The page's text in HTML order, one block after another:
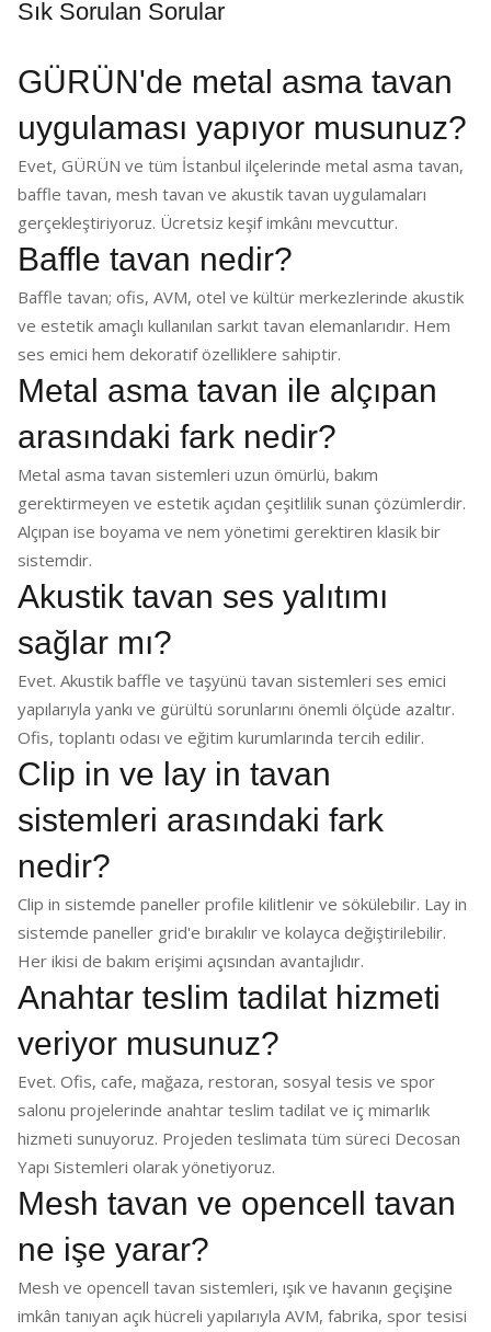
Sık Sorulan Sorular
GÜRÜN'de metal asma tavan
uygulaması yapıyor musunuz?
Evet, GÜRÜN ve tüm İstanbul ilçelerinde metal asma tavan,
baffle tavan, mesh tavan ve akustik tavan uygulamaları
gerçekleştiriyoruz. Ücretsiz keşif imkânı mevcuttur.
Baffle tavan nedir?
Baffle tavan; ofis, AVM, otel ve kültür merkezlerinde akustik
ve estetik amaçlı kullanılan sarkıt tavan elemanlarıdır. Hem
ses emici hem dekoratif özelliklere sahiptir.
Metal asma tavan ile alçıpan
arasındaki fark nedir?
Metal asma tavan sistemleri uzun ömürlü, bakım
gerektirmeyen ve estetik açıdan çeşitlilik sunan çözümlerdir.
Alçıpan ise boyama ve nem yönetimi gerektiren klasik bir
sistemdir.
Akustik tavan ses yalıtımı
sağlar mı?
Evet. Akustik baffle ve taşyünü tavan sistemleri ses emici
yapılarıyla yankı ve gürültü sorunlarını önemli ölçüde azaltır.
Ofis, toplantı odası ve eğitim kurumlarında tercih edilir.
Clip in ve lay in tavan
sistemleri arasındaki fark
nedir?
Clip in sistemde paneller profile kilitlenir ve sökülebilir. Lay in
sistemde paneller grid'e bırakılır ve kolayca değiştirilebilir.
Her ikisi de bakım erişimi açısından avantajlıdır.
Anahtar teslim tadilat hizmeti
veriyor musunuz?
Evet. Ofis, cafe, mağaza, restoran, sosyal tesis ve spor
salonu projelerinde anahtar teslim tadilat ve iç mimarlık
hizmeti sunuyoruz. Projeden teslimata tüm süreci Decosan
Yapı Sistemleri olarak yönetiyoruz.
Mesh tavan ve opencell tavan
ne işe yarar?
Mesh ve opencell tavan sistemleri, ışık ve havanın geçişine
imkân tanıyan açık hücreli yapılarıyla AVM, fabrika, spor tesisi